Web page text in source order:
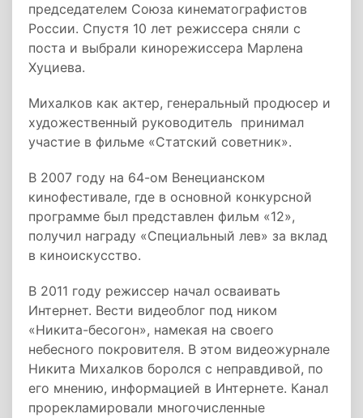
председателем Союза кинематографистов
России. Спустя 10 лет режиссера сняли с
поста и выбрали кинорежиссера Марлена
Хуциева.
Михалков как актер, генеральный продюсер и
художественный руководитель принимал
участие в фильме «Статский советник».
В 2007 году на 64-ом Венецианском
кинофестивале, где в основной конкурсной
программе был представлен фильм «12»,
получил награду «Специальный лев» за вклад
в киноискусство.
В 2011 году режиссер начал осваивать
Интернет. Вести видеоблог под ником
«Никита-бесогон», намекая на своего
небесного покровителя. В этом видеожурнале
Никита Михалков боролся с неправдивой, по
его мнению, информацией в Интернете. Канал
прорекламировали многочисленные